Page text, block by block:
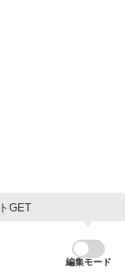
GET
編集モード